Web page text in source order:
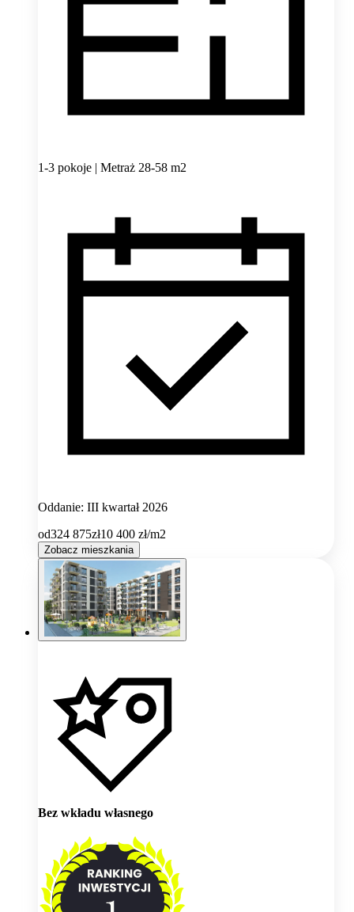
1-3 pokoje | Metraż 28-58 m2
Oddanie: III kwartał 2026
od324 875zł10 400 zł/m2
Zobacz mieszkania
Bez wkładu własnego